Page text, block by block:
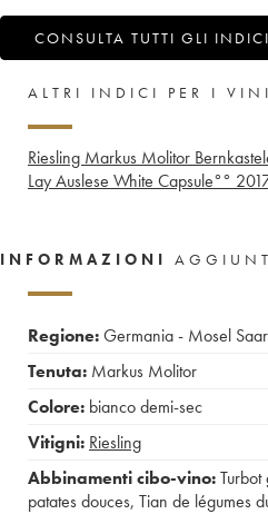
CONSULTA TUTTI GLI
ALTRI INDICI PER I
Riesling Markus Molitor
Lay Auslese White Capsule°°
INFORMAZIONI
Regione:Germania - Mosel Saar
Tenuta: Markus Molitor
Colore: bianco demi-sec
Vitigni: Riesling
Abbinamenti cibo-vino:Turbot
patates douces, Tian de légumes